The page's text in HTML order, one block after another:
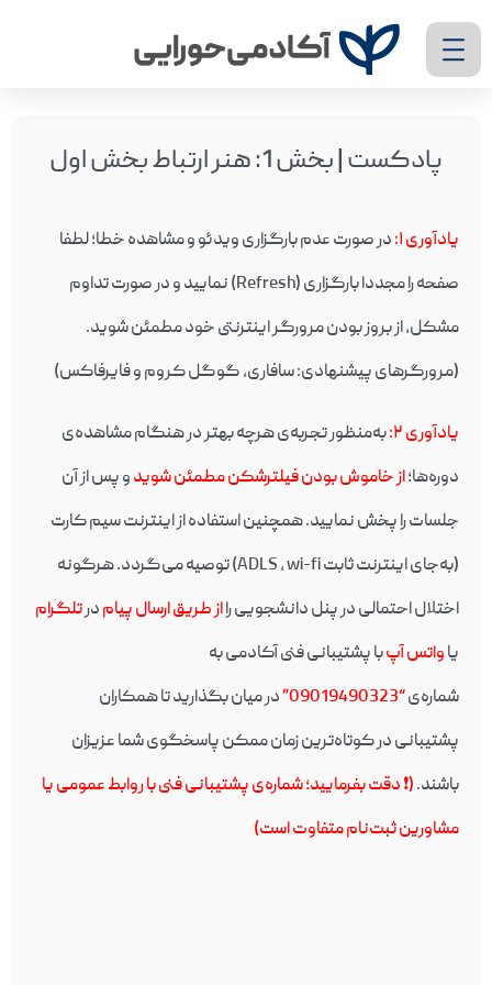
پادکست | بخش 1: هنر ارتباط بخش اول
یادآوری ۱ :در صورت عدم بارگزاری ویدئو و مشاهده خطا؛ لطفا
صفحه را مجددا بارگزاری (Refresh) نمایید و در صورت تداوم
مشکل، از بروز بودن مرورگر اینترنتی خود مطمئن شوید.
(مرورگرهای پیشنهادی: سافاری، گوگل کروم و فایرفاکس)
یادآوری ۲ :به‌منظور تجربه‌ی هرچه بهتر در هنگام مشاهده‌ی
دوره‌ها؛از خاموش بودن فیلترشکن مطمئن شویدو پس از آن
جلسات را پخش نمایید. همچنین استفاده از اینترنت سیم کارت
(به‌جای اینترنت ثابت ADLS , wi-fi) توصیه می‌گردد. هرگونه
اختلال احتمالی در پنل دانشجویی رااز طریق ارسال پیامدرتلگرام
یاواتس آپبا پشتیبانی فنی آکادمی به
شماره‌ی“09019490323”
در میان بگذارید تا همکاران
پشتیبانی در کوتاه‌ترین زمان ممکن پاسخگوی شما عزیزان
باشند.(❗️ دقت بفرمایید؛ شماره‌ی پشتیبانی فنی با روابط عمومی یا
مشاورین ثبت‌نام متفاوت است)